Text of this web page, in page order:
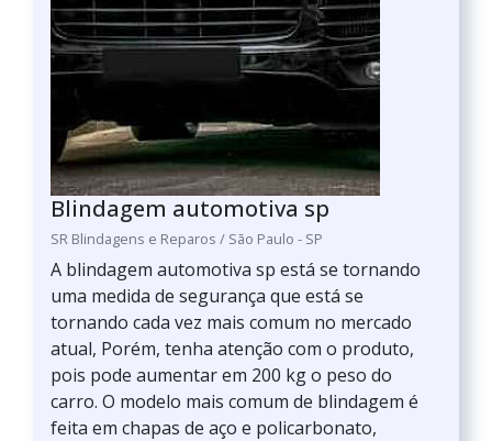
Blindagem automotiva sp
SR Blindagens e Reparos / São Paulo - SP
A blindagem automotiva sp está se tornando
uma medida de segurança que está se
tornando cada vez mais comum no mercado
atual, Porém, tenha atenção com o produto,
pois pode aumentar em 200 kg o peso do
carro. O modelo mais comum de blindagem é
feita em chapas de aço e policarbonato,